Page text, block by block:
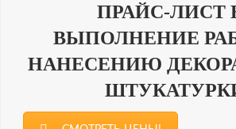
ПРАЙС-ЛИСТ
ВЫПОЛНЕНИЕ
НАНЕСЕНИЮ